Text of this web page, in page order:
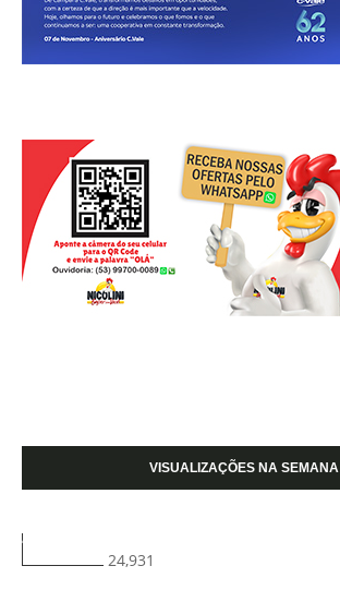
VISUALIZAÇÕES NA SEMANA
24,931